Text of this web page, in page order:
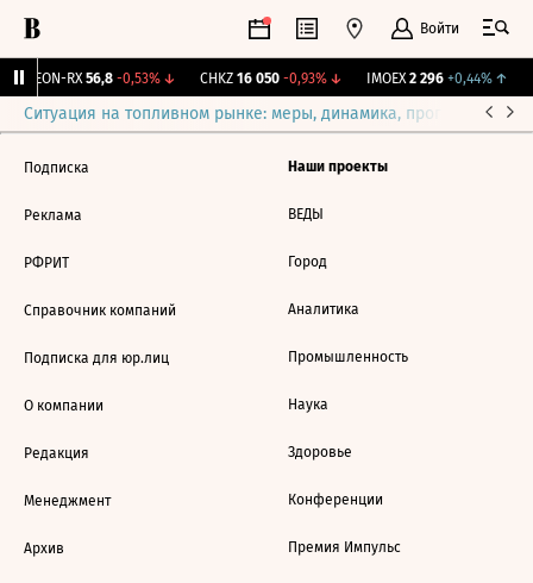
Войти
VEON-RX 56,8 -0,53%↓ CHKZ 16 050 -0,93%↓ IMOEX 2 296 +0,44%↑
Ситуация на топливном рынке: меры, динамика, прогнозы
Подписка
Реклама
РФРИТ
Справочник компаний
Подписка для юр.лиц
О компании
Редакция
Менеджмент
Архив
Наши проекты
ВЕДЫ
Город
Аналитика
Промышленность
Наука
Здоровье
Конференции
Премия Импульс